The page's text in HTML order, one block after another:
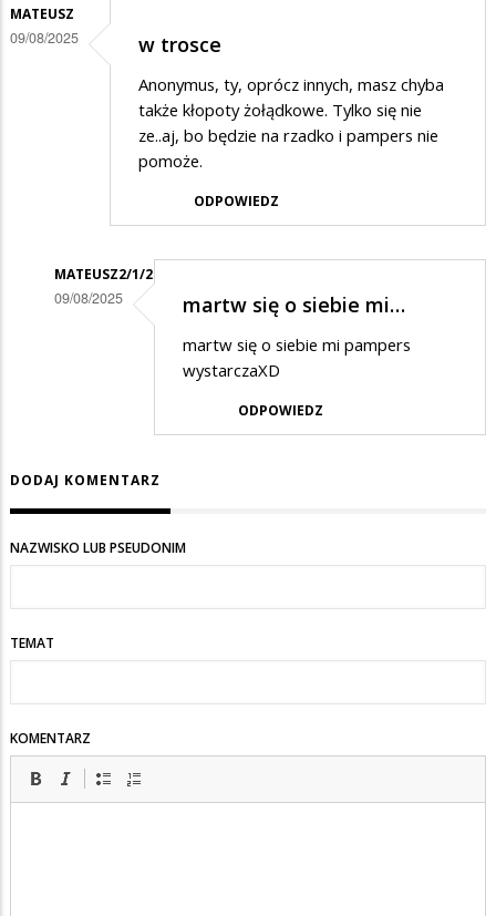
MATEUSZ
09/08/2025 w trosce
Anonymus, ty, oprócz innych, masz chyba
także kłopoty żołądkowe. Tylko się nie
ze..aj, bo będzie na rzadko i pampers nie
pomoże.
ODPOWIEDZ
MATEUSZ2/1/2
09/08/2025
na
trosce
martw się o siebie mi…
martw się o siebie mi pampers
wystarczaXD
ODPOWIEDZ
DODAJ KOMENTARZ
NAZWISKO LUB PSEUDONIM
TEMAT
KOMENTARZ